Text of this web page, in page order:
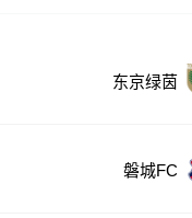
东京绿茵
磐城FC